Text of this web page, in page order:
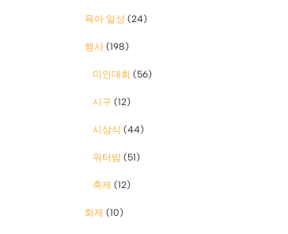
육아 일상 (24)
행사 (198)
미인대회 (56)
시구 (12)
시상식 (44)
워터밤 (51)
축제 (12)
화제 (10)